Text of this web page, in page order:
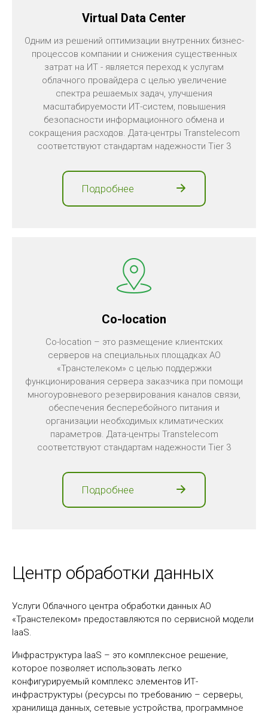
Virtual Data Center
Одним из решений оптимизации внутренних бизнес-
процессов компании и снижения существенных
затрат на ИТ - является переход к услугам
облачного провайдера с целью увеличение
спектра решаемых задач, улучшения
масштабируемости ИТ-систем, повышения
безопасности информационного обмена и
сокращения расходов. Дата-центры Transtelecom
соответствуют стандартам надежности Tier 3
Подробнее
Co-location
Co-location – это размещение клиентских
серверов на специальных площадках АО
«Транстелеком» с целью поддержки
функционирования сервера заказчика при помощи
многоуровневого резервирования каналов связи,
обеспечения бесперебойного питания и
организации необходимых климатических
параметров. Дата-центры Transtelecom
соответствуют стандартам надежности Tier 3
Подробнее
Центр обработки данных
Услуги Облачного центра обработки данных АО
«Транстелеком» предоставляются по сервисной модели
IaaS.
Инфраструктура IaaS – это комплексное решение,
которое позволяет использовать легко
конфигурируемый комплекс элементов ИТ-
инфраструктуры (ресурсы по требованию – серверы,
хранилища данных, сетевые устройства, программное